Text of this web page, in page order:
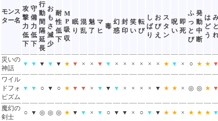
モンス
ター名
攻
撃
力
低
下
守
備
力
低
下
行
動
間
隔
延
長
お
も
さ
減
少
耐
性
低
下
M
P
吸
収
眠
り
混
乱
魅
了
マ
ヒ
毒
幻
惑
封
印
笑
い
転
び
し
ば
り
お
び
え
ス
タ
ン
呪
い
即
死
ふ
っ
と
び
発
動
中
断
は
ど
う
災いの
神話
▼ ▼ ▼ ▼ ▼ ★ ▼ × × ▼ ▼ × × × × × × ★ ▼ × ○ ★ ★
ワイル
ドフォ
ビズム
▼ ▼ ○ ▼ ○ ★ ▼ ▼ × ▼ ▼ ▼ × × × × ▼ ★ ★ × ◎ ◎ ★
魔幻の
剣士
○ ▼ ◎ ◎ ◎ ★ ▼ ▼ × ▼ ○ ▼ ▼ × ○ ▼ ▼ ★ ★ × ★ ★ ★